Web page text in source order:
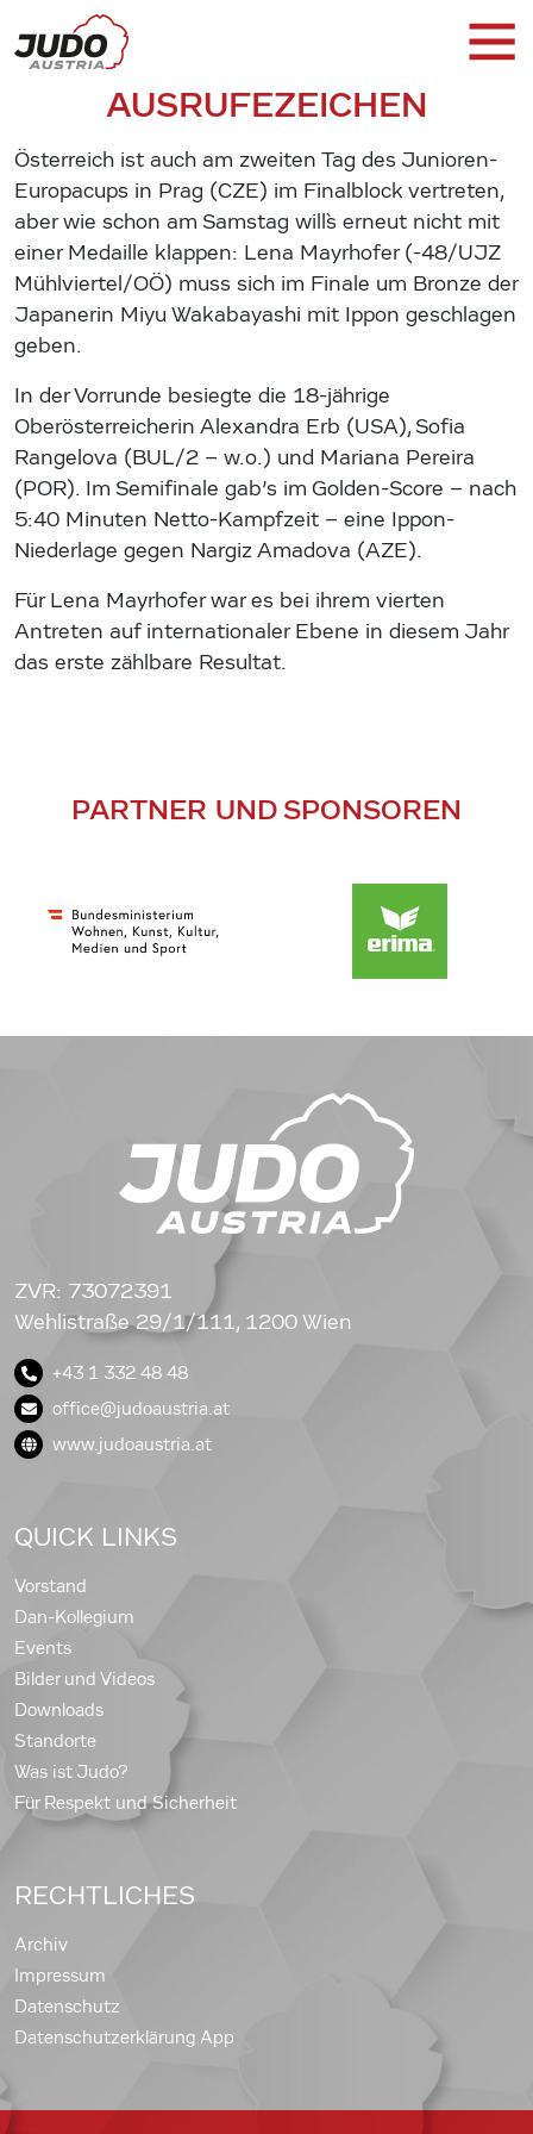
AUSRUFEZEICHEN
Österreich ist auch am zweiten Tag des Junioren-
Europacups in Prag (CZE) im Finalblock vertreten,
aber wie schon am Samstag will`s erneut nicht mit
einer Medaille klappen: Lena Mayrhofer (-48/UJZ
Mühlviertel/OÖ) muss sich im Finale um Bronze der
Japanerin Miyu Wakabayashi mit Ippon geschlagen
geben.
In der Vorrunde besiegte die 18-jährige
Oberösterreicherin Alexandra Erb (USA), Sofia
Rangelova (BUL/2 – w.o.) und Mariana Pereira
(POR). Im Semifinale gab’s im Golden-Score – nach
5:40 Minuten Netto-Kampfzeit – eine Ippon-
Niederlage gegen Nargiz Amadova (AZE).
Für Lena Mayrhofer war es bei ihrem vierten
Antreten auf internationaler Ebene in diesem Jahr
das erste zählbare Resultat.
PARTNER UND SPONSOREN
ZVR: 73072391
Wehlistraße 29/1/111, 1200 Wien
+43 1 332 48 48
office@judoaustria.at
www.judoaustria.at
QUICK LINKS
Vorstand
Dan-Kollegium
Events
Bilder und Videos
Downloads
Standorte
Was ist Judo?
Für Respekt und Sicherheit
RECHTLICHES
Archiv
Impressum
Datenschutz
Datenschutzerklärung App